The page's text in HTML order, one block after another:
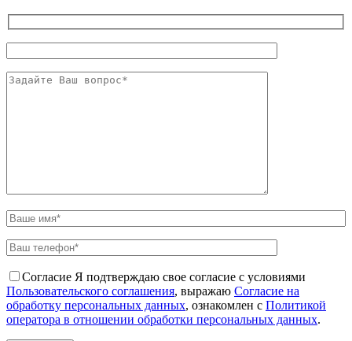
Согласие Я подтверждаю свое согласие с условиями
Пользовательского соглашения, выражаю Согласие на
обработку персональных данных, ознакомлен с Политикой
оператора в отношении обработки персональных данных.